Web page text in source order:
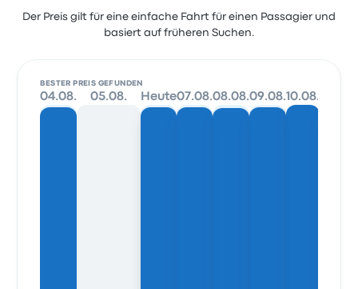
Der Preis gilt für eine einfache Fahrt für einen Passagier und
basiert auf früheren Suchen.
BESTER PREIS GEFUNDEN
04.08. 05.08. Heute07.08.08.08.09.08.10.08.